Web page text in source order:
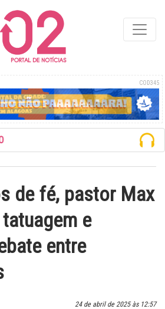
COD345
de fé, pastor Max
e
entre
24 de abril de 2025 às 12:57